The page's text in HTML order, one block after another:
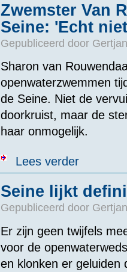
Zwemster Van
Seine: 'Echt
Gepubliceerd door
Sharon van
openwaterzwemmen
de Seine. Niet de
doorkruist, maar de
haar onmogelijk.
Lees verderover
Seine lijkt
Gepubliceerd door
Er zijn geen twijfels
voor de
en klonken er geluiden